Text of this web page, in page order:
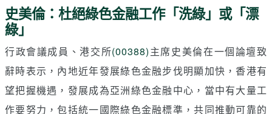
史美倫：杜絕綠色金融工作「洗綠」或「漂
綠」
行政會議成員、港交所(00388)主席史美倫在一個論壇致
辭時表示，內地近年發展綠色金融步伐明顯加快，香港有
望把握機遇，發展成為亞洲綠色金融中心，當中有大量工
作要努力，包括統一國際綠色金融標準，共同推動可靠的